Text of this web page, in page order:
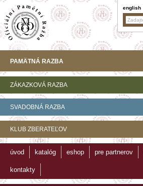
english
PAMÄTNÁ RAZBA
ZÁKAZKOVÁ RAZBA
SVADOBNÁ RAZBA
KLUB ZBERATEĽOV
úvod katalóg eshop pre partnerov
kontakty